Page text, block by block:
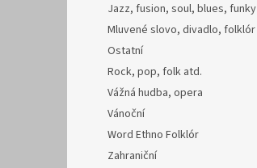
Jazz, fusion, soul, blues, funky
Mluvené slovo, divadlo, folklór
Ostatní
Rock, pop, folk atd.
Vážná hudba, opera
Vánoční
Word Ethno Folklór
Zahraniční